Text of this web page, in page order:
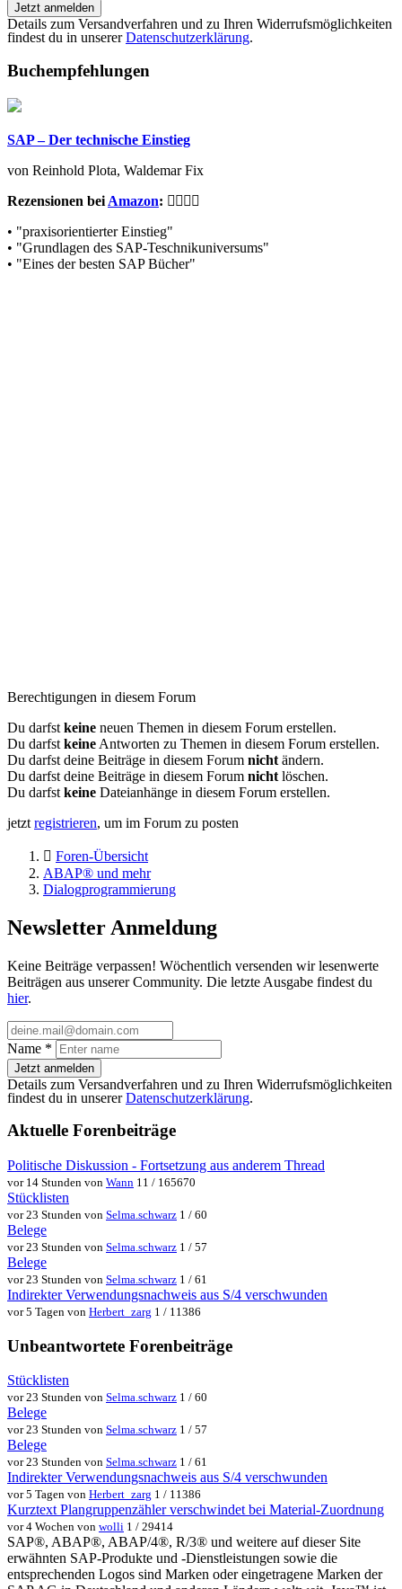
Jetzt anmelden
Details zum Versandverfahren und zu Ihren Widerrufsmöglichkeiten
findest du in unsererDatenschutzerklärung.
Buchempfehlungen
SAP – Der technische Einstieg
von Reinhold Plota, Waldemar Fix
Rezensionen bei Amazon:
• "praxisorientierter Einstieg"
• "Grundlagen des SAP-Teschnikuniversums"
• "Eines der besten SAP Bücher"
Berechtigungen in diesem Forum
Du darfst keine neuen Themen in diesem Forum erstellen.
Du darfst keine Antworten zu Themen in diesem Forum erstellen.
Du darfst deine Beiträge in diesem Forum nicht ändern.
Du darfst deine Beiträge in diesem Forum nicht löschen.
Du darfst keine Dateianhänge in diesem Forum erstellen.
jetzt registrieren, um im Forum zu posten
Foren-Übersicht
ABAP® und mehr
Dialogprogrammierung
Newsletter Anmeldung
Keine Beiträge verpassen! Wöchentlich versenden wir lesenwerte
Beiträgen aus unserer Community. Die letzte Ausgabe findest du
hier.
Name *
Jetzt anmelden
Details zum Versandverfahren und zu Ihren Widerrufsmöglichkeiten
findest du in unsererDatenschutzerklärung.
Aktuelle Forenbeiträge
Politische Diskussion - Fortsetzung aus anderem Thread
vor 14 Stunden von Wann 11 / 165670
Stücklisten
vor 23 Stunden von Selma.schwarz 1 / 60
Belege
vor 23 Stunden von Selma.schwarz 1 / 57
Belege
vor 23 Stunden von Selma.schwarz 1 / 61
Indirekter Verwendungsnachweis aus S/4 verschwunden
vor 5 Tagen von Herbert_zarg 1 / 11386
Unbeantwortete Forenbeiträge
Stücklisten
vor 23 Stunden von Selma.schwarz 1 / 60
Belege
vor 23 Stunden von Selma.schwarz 1 / 57
Belege
vor 23 Stunden von Selma.schwarz 1 / 61
Indirekter Verwendungsnachweis aus S/4 verschwunden
vor 5 Tagen von Herbert_zarg 1 / 11386
Kurztext Plangruppenzähler verschwindet bei Material-Zuordnung
vor 4 Wochen von wolli 1 / 29414
SAP®, ABAP®, ABAP/4®, R/3® und weitere auf dieser Site
erwähnten SAP-Produkte und -Dienstleistungen sowie die
entsprechenden Logos sind Marken oder eingetragene Marken der